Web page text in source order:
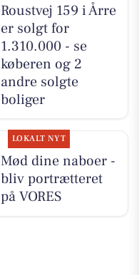
Roustvej 159 i Årre
er solgt for
1.310.000 - se
køberen og 2
andre solgte
boliger
LOKALT NYT
Mød dine naboer -
bliv portrætteret
på VORES